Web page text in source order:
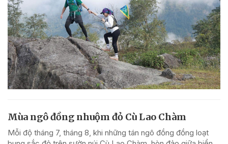
Mùa ngô đồng nhuộm đỏ Cù Lao Chàm
Mỗi độ tháng 7, tháng 8, khi những tán ngô đồng đồng loạt